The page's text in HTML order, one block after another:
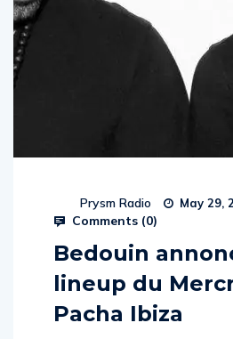
Prysm Radio May 29,
Comments (0)
Bedouin
lineup du
Pacha Ibiza